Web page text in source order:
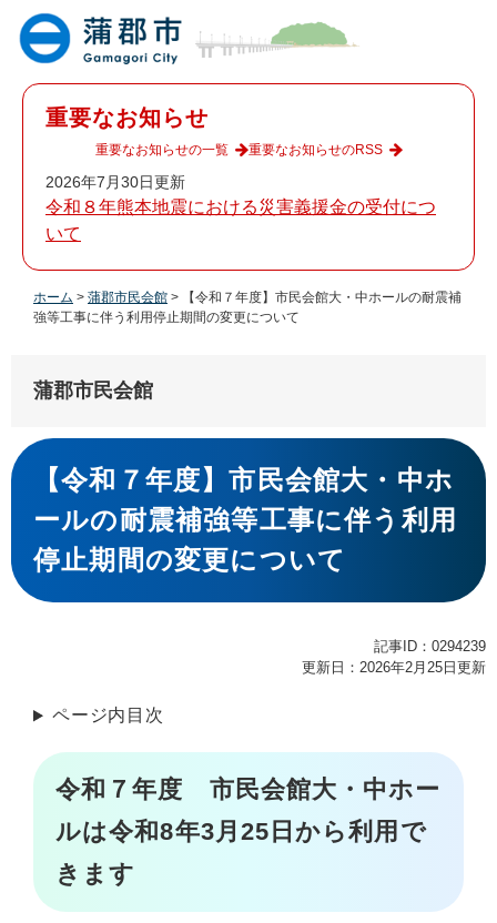
重要なお知らせ
2026年7月30日更新
令和８年熊本地震における災害義援金の受付につ
いて
重要なお知らせの一覧 重要なお知らせのRSS
ホーム > 蒲郡市民会館 >
【令和７年度】市民会館大・中ホールの耐震補
強等工事に伴う利用停止期間の変更について
蒲郡市民会館
本
文
【令和７年度】市民会館大・中ホ
ールの耐震補強等工事に伴う利用
停止期間の変更について
記事ID：0294239
更新日：2026年2月25日更新
ページ内目次
令和７年度 市民会館大・中ホー
ルは令和8年3月25日から利用で
きます